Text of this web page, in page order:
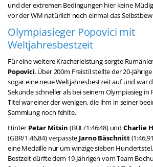
und der extremen Bedingungen hier keine
vor der WM natürlich noch einmal das
Olympiasieger Popovici mit
Weltjahresbestzeit
Für eine weitere Kracherleistung sorgte
Popovici. Über 200m Freistil stellte der 20-
sogar eine neue Weltjahresbestzeit auf und war
Sekunde schneller als bei seinem Olympiasieg in
Titel war einer der wenigen, die ihm in seiner
Sammlung noch fehlte.
Hinter Petar Mitsin (BUL/1:46:48) und Charlie
(GBR/1:46,84) verpasste Jarno Bäschnitt
eine Medaille nur um winzige sieben
Bestzeit dürfte dem 19-Jährigen vom Team